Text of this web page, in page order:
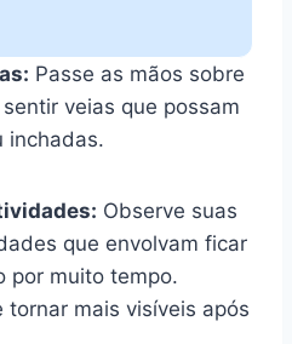
Passe as mãos sobre
veias que possam
inchadas.
Observe suas
que envolvam ficar
por muito tempo.
tornar mais visíveis após